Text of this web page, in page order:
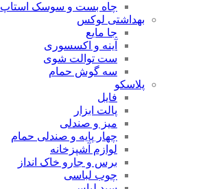
چاه بست و سوسک استاپ
بهداشتی لوکس
جا مایع
آینه و اکسسوری
ست توالت شوی
سه گوش حمام
پلاسکو
فایل
پالت ابزار
میز و صندلی
چهار پایه و صندلی حمام
لوازم آشپزخانه
برس و جارو خاک انداز
چوب لباسی